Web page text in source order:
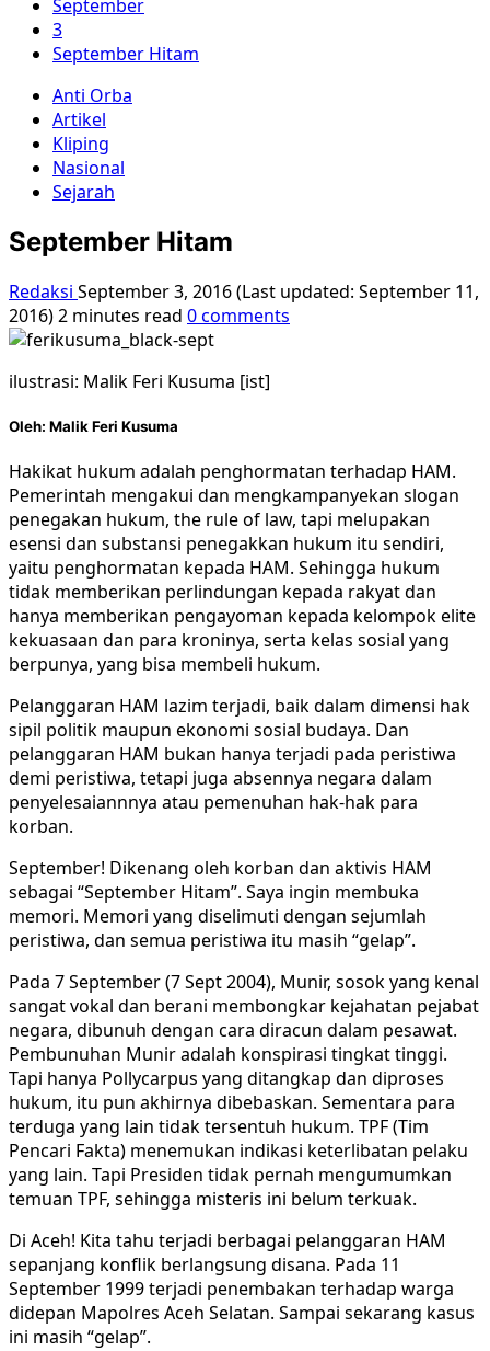
September
3
September Hitam
Anti Orba
Artikel
Kliping
Nasional
Sejarah
September Hitam
Redaksi September 3, 2016 (Last updated: September 11,
2016)2 minutes read 0 comments
ilustrasi: Malik Feri Kusuma [ist]
Oleh: Malik Feri Kusuma
Hakikat hukum adalah penghormatan terhadap HAM.
Pemerintah mengakui dan mengkampanyekan slogan
penegakan hukum, the rule of law, tapi melupakan
esensi dan substansi penegakkan hukum itu sendiri,
yaitu penghormatan kepada HAM. Sehingga hukum
tidak memberikan perlindungan kepada rakyat dan
hanya memberikan pengayoman kepada kelompok elite
kekuasaan dan para kroninya, serta kelas sosial yang
berpunya, yang bisa membeli hukum.
Pelanggaran HAM lazim terjadi, baik dalam dimensi hak
sipil politik maupun ekonomi sosial budaya. Dan
pelanggaran HAM bukan hanya terjadi pada peristiwa
demi peristiwa, tetapi juga absennya negara dalam
penyelesaiannnya atau pemenuhan hak-hak para
korban.
September! Dikenang oleh korban dan aktivis HAM
sebagai “September Hitam”. Saya ingin membuka
memori. Memori yang diselimuti dengan sejumlah
peristiwa, dan semua peristiwa itu masih “gelap”.‎
Pada 7 September (7 Sept 2004), Munir, sosok yang kenal
sangat vokal dan berani membongkar kejahatan pejabat
negara, dibunuh dengan cara diracun dalam pesawat.
Pembunuhan Munir adalah konspirasi tingkat tinggi.
Tapi hanya Pollycarpus yang ditangkap dan diproses
hukum, itu pun akhirnya dibebaskan. Sementara para
terduga yang lain tidak tersentuh hukum. TPF (Tim
Pencari Fakta) menemukan indikasi keterlibatan pelaku
yang lain. ‎Tapi Presiden tidak pernah mengumumkan
temuan TPF, sehingga misteris ini belum terkuak.
Di Aceh! Kita tahu terjadi berbagai pelanggaran HAM
sepanjang konflik berlangsung disana. Pada 11
September 1999 terjadi penembakan terhadap warga
didepan Mapolres Aceh Selatan. Sampai sekarang kasus
ini masih “gelap”.